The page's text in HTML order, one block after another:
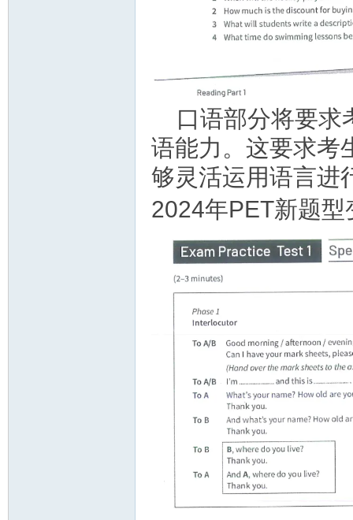
口语部分将要求
语能力。这要求考
够灵活运用语言进
2024年PET新题